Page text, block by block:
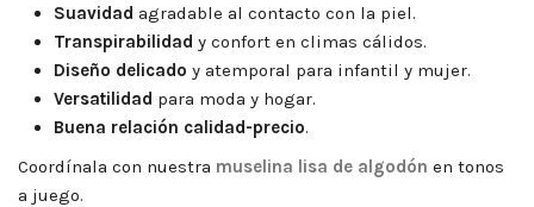
Suavidad agradable al contacto con la piel.
Transpirabilidad y confort en climas cálidos.
Diseño delicado y atemporal para infantil y mujer.
Versatilidad para moda y hogar.
Buena relación calidad-precio.
Coordínala con nuestra muselina lisa de algodón en tonos
a juego.